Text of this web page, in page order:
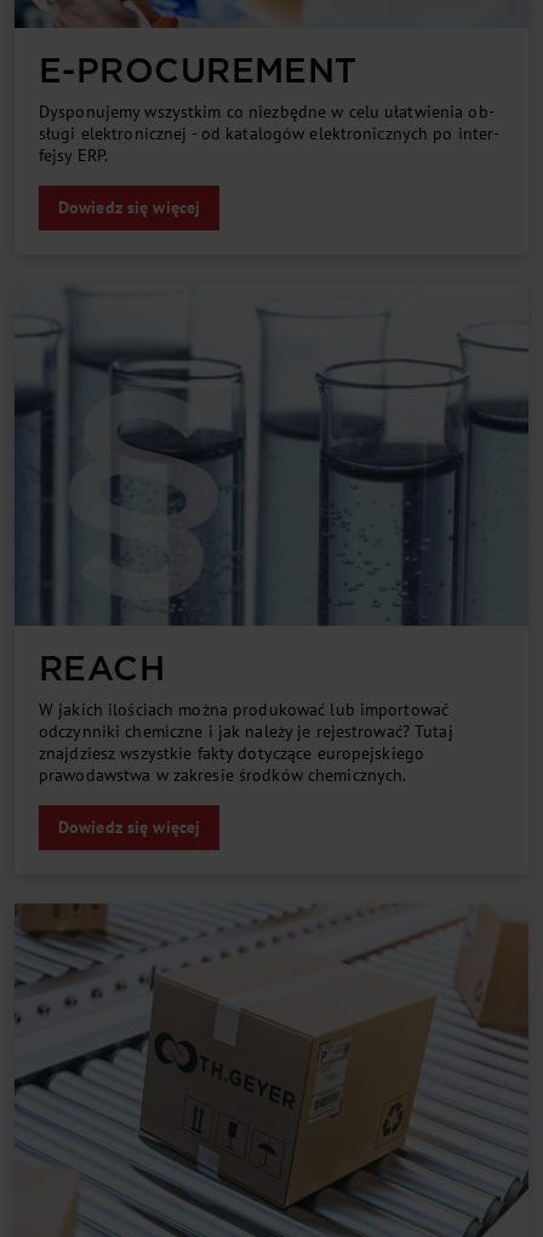
E-PRO­CU­RE­MENT
Dys­po­nu­je­my wszyst­kim co nie­zbęd­ne w ce­lu uła­twie­nia ob­
słu­gi elek­tro­nicz­nej - od ka­ta­lo­gów elek­tro­nicz­ny­ch po in­ter­
fej­sy ERP.
Dowiedz się więcej
REACH
W jakich ilościach można produkować lub importować
odczynniki chemiczne i jak należy je rejestrować? Tutaj
znajdziesz wszystkie fakty dotyczące europejskiego
prawodawstwa w zakresie środków chemicznych.
Dowiedz się więcej